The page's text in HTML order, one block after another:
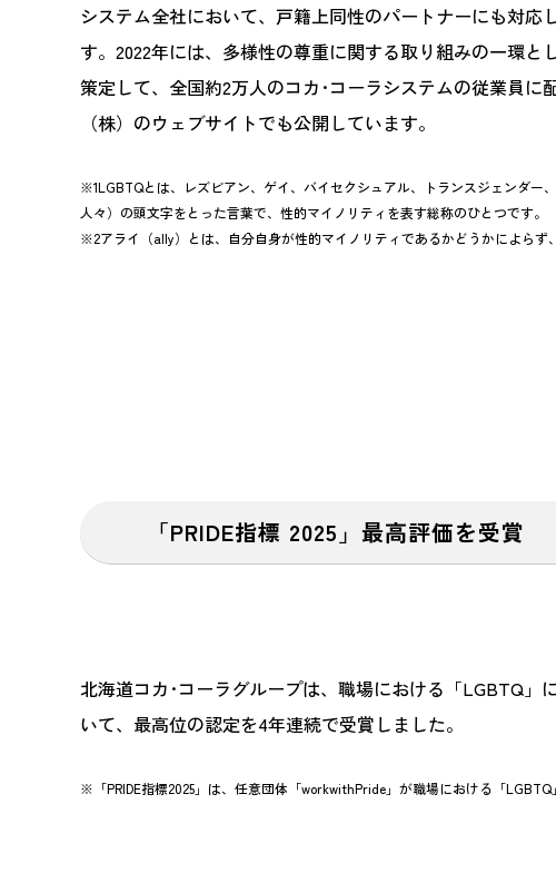
システム全社において、戸籍上同性のパートナーにも対
す。2022年には、多様性の尊重に関する取り組みの一環
策定して、全国約2万人のコカ･コーラシステムの従業員に
（株）のウェブサイトでも公開しています。
※1LGBTQとは、レズビアン、ゲイ、バイセクシュアル、トランスジェンダー
人々）の頭文字をとった言葉で、性的マイノリティを表す総称のひとつです。
※2アライ（ally）とは、自分自身が性的マイノリティであるかどうかによらず
「PRIDE指標 2025」最高評価を受賞
北海道コカ･コーラグループは、職場における「LGBTQ」
いて、最高位の認定を4年連続で受賞しました。
※「PRIDE指標2025」は、任意団体「workwithPride」が職場における「LGBTQ